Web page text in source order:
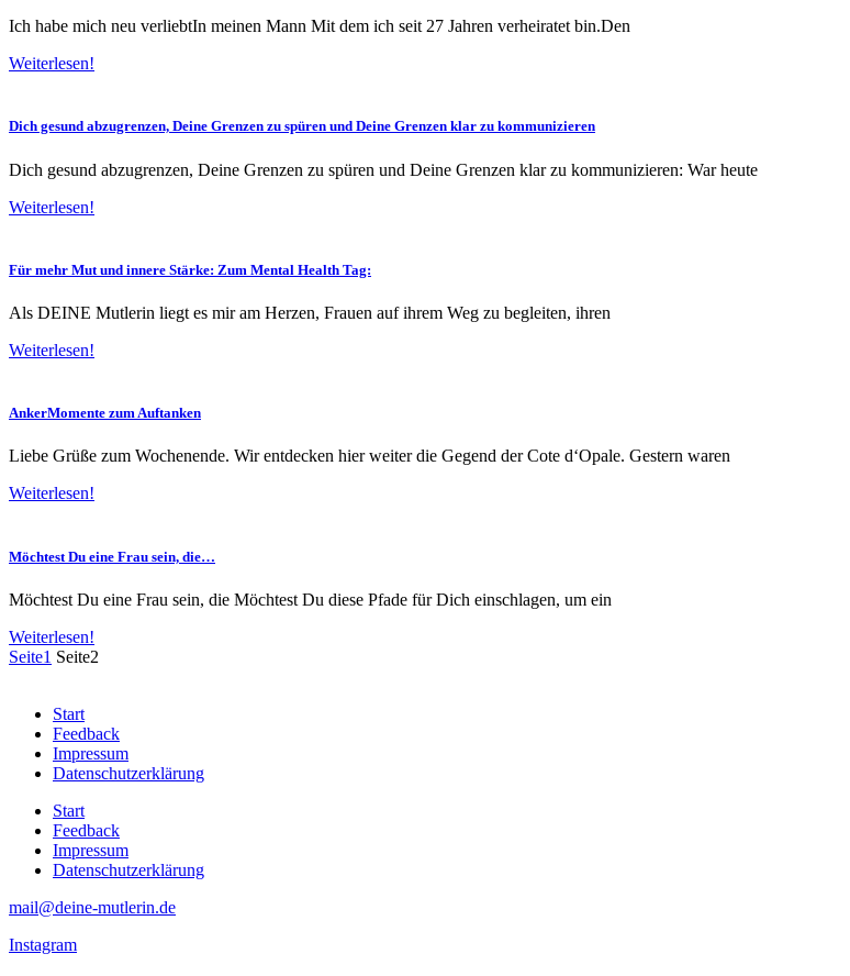
Ich habe mich neu verliebtIn meinen Mann Mit dem ich seit 27 Jahren verheiratet bin.Den
Weiterlesen!
Dich gesund abzugrenzen, Deine Grenzen zu spüren und Deine Grenzen klar zu kommunizieren
Dich gesund abzugrenzen, Deine Grenzen zu spüren und Deine Grenzen klar zu kommunizieren: War heute
Weiterlesen!
Für mehr Mut und innere Stärke: Zum Mental Health Tag:
Als DEINE Mutlerin liegt es mir am Herzen, Frauen auf ihrem Weg zu begleiten, ihren
Weiterlesen!
AnkerMomente zum Auftanken
Liebe Grüße zum Wochenende. Wir entdecken hier weiter die Gegend der Cote d‘Opale. Gestern waren
Weiterlesen!
Möchtest Du eine Frau sein, die…
Möchtest Du eine Frau sein, die Möchtest Du diese Pfade für Dich einschlagen, um ein
Weiterlesen!
Seite1 Seite2
Start
Feedback
Impressum
Datenschutzerklärung
Start
Feedback
Impressum
Datenschutzerklärung
mail@deine-mutlerin.de
Instagram